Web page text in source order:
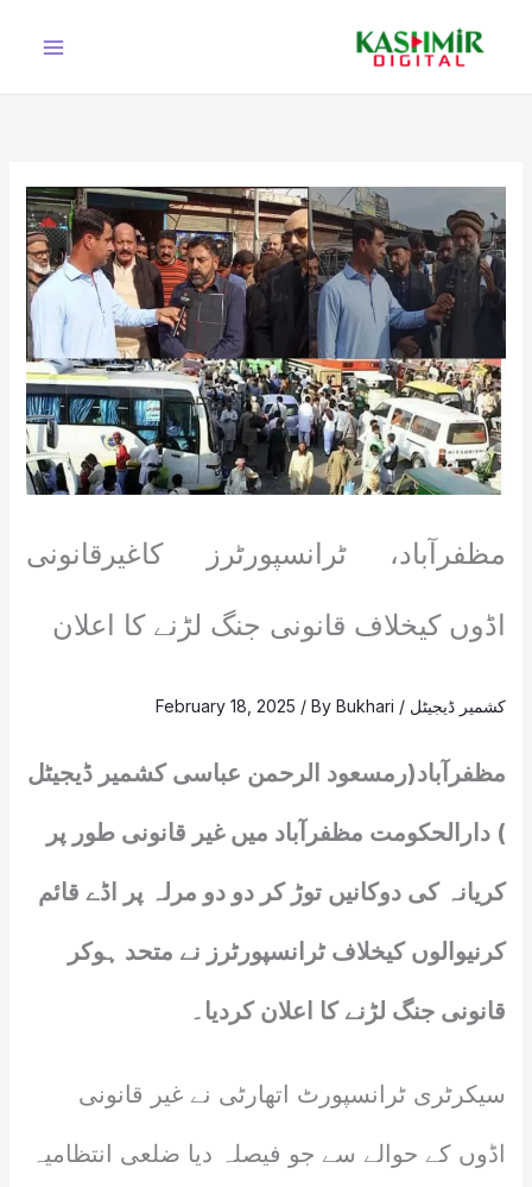
مظفرآباد، ٹرانسپورٹرز کاغیرقانونی
اڈوں کیخلاف قانونی جنگ لڑنے کا اعلان
کشمیر ڈیجیٹل /
February 18, 2025 / ByBukhari
مظفرآباد(رمسعود الرحمن عباسی کشمیر ڈیجیٹل
) دارالحکومت مظفرآباد میں غیر قانونی طور پر
کریانہ کی دوکانیں توڑ کر دو دو مرلہ پر اڈے قائم
کرنیوالوں کیخلاف ٹرانسپورٹرز نے متحد ہوکر
قانونی جنگ لڑنے کا اعلان کردیا۔
سیکرٹری ٹرانسپورٹ اتھارٹی نے غیر قانونی
اڈوں کے حوالے سے جو فیصلہ دیا ضلعی انتظامیہ